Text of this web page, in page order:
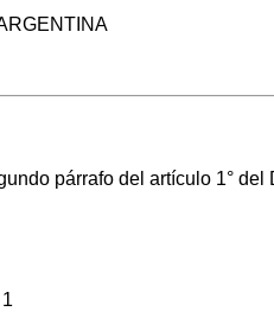
párrafo del artículo 1°